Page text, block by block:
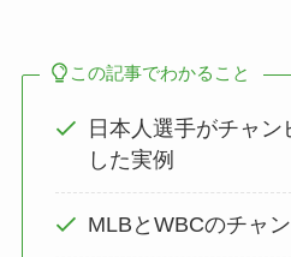
この記事でわかること
日本人選手がチャ
した実例
MLBとWBCのチャ